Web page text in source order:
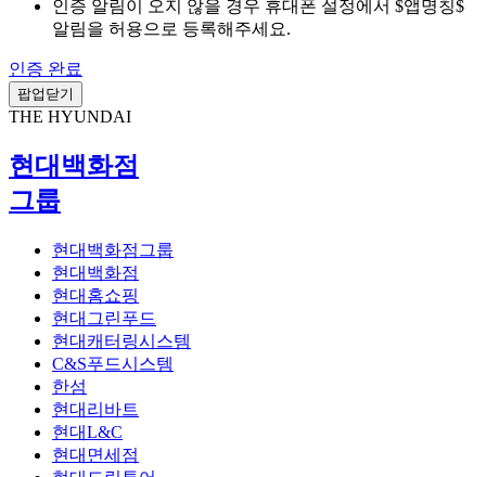
인증 알림이 오지 않을 경우 휴대폰 설정에서 $앱명칭$
알림을 허용으로 등록해주세요.
인증 완료
팝업닫기
THE HYUNDAI
현대백화점
그룹
현대백화점그룹
현대백화점
현대홈쇼핑
현대그린푸드
현대캐터링시스템
C&S푸드시스템
한섬
현대리바트
현대L&C
현대면세점